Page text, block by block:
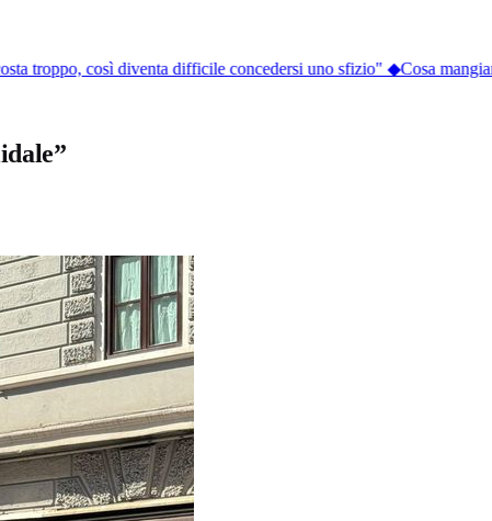
troppo, così diventa difficile concedersi uno sfizio"◆Cosa